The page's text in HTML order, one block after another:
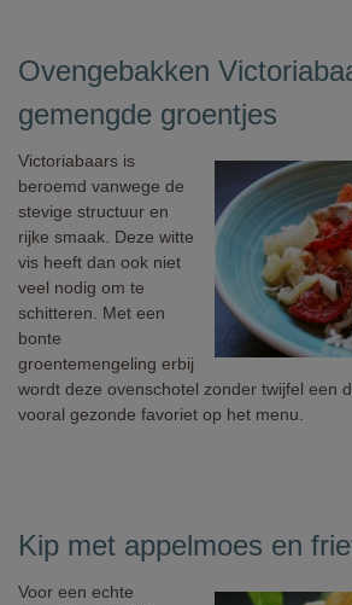
Ovengebakken
gemengde groentjes
Victoriabaars is
beroemd vanwege de
stevige structuur en
rijke smaak. Deze witte
vis heeft dan ook niet
veel nodig om te
schitteren. Met een
bonte
groentemengeling erbij
wordt deze ovenschotel zonder twijfel een
vooral gezonde favoriet op het menu.
Kip met appelmoes en
Voor een echte